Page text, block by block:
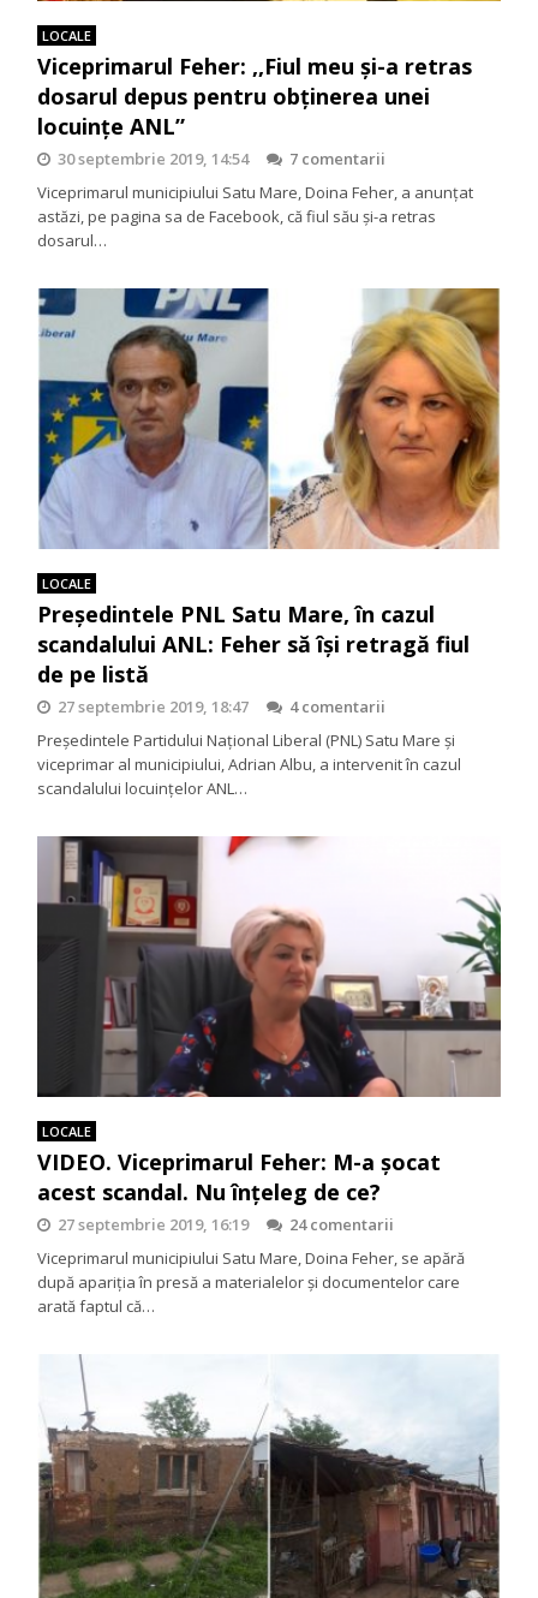
LOCALE
Viceprimarul Feher: ,,Fiul meu și-a retras
dosarul depus pentru obținerea unei
locuințe ANL”
30 septembrie 2019, 14:54
7 comentarii
Viceprimarul municipiului Satu Mare, Doina Feher, a anunțat
astăzi, pe pagina sa de Facebook, că fiul său și-a retras
dosarul…
LOCALE
Președintele PNL Satu Mare, în cazul
scandalului ANL: Feher să își retragă fiul
de pe listă
27 septembrie 2019, 18:47
4 comentarii
Președintele Partidului Național Liberal (PNL) Satu Mare și
viceprimar al municipiului, Adrian Albu, a intervenit în cazul
scandalului locuințelor ANL…
LOCALE
VIDEO. Viceprimarul Feher: M-a șocat
acest scandal. Nu înțeleg de ce?
27 septembrie 2019, 16:19
24 comentarii
Viceprimarul municipiului Satu Mare, Doina Feher, se apără
după apariția în presă a materialelor și documentelor care
arată faptul că…